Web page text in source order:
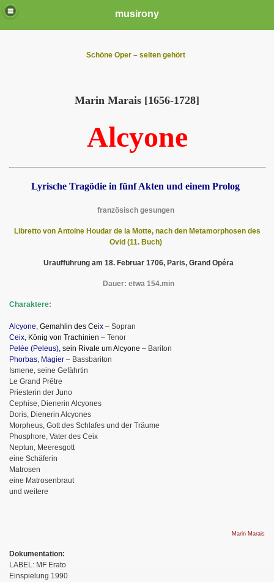
musirony
Schöne Oper – selten gehört
Marin Marais [1656-1728]
Alcyone
Lyrische Tragödie in fünf Akten und einem Prolog
französisch gesungen
Libretto von Antoine Houdar de la Motte,nach den Metamorphosen des
Ovid (11. Buch)
Uraufführung am 18. Februar 1706, Paris, Grand Opéra
Dauer: etwa 154.min
Charaktere:
Alcyone, Gemahlin des Ceix – Sopran
Ceix, König von Trachinien – Tenor
Pelée (Peleus), sein Rivale um Alcyone – Bariton
Phorbas, Magier – Bassbariton
Ismene, seine Gefährtin
Le Grand Prêtre
Priesterin der Juno
Cephise, Dienerin Alcyones
Doris, Dienerin Alcyones
Morpheus, Gott des Schlafes und der Träume
Phosphore, Vater des Ceix
Neptun, Meeresgott
eine Schäferin
Matrosen
eine Matrosenbraut
und weitere
Marin Marais
Dokumentation:
LABEL: MF Erato
Einspielung 1990